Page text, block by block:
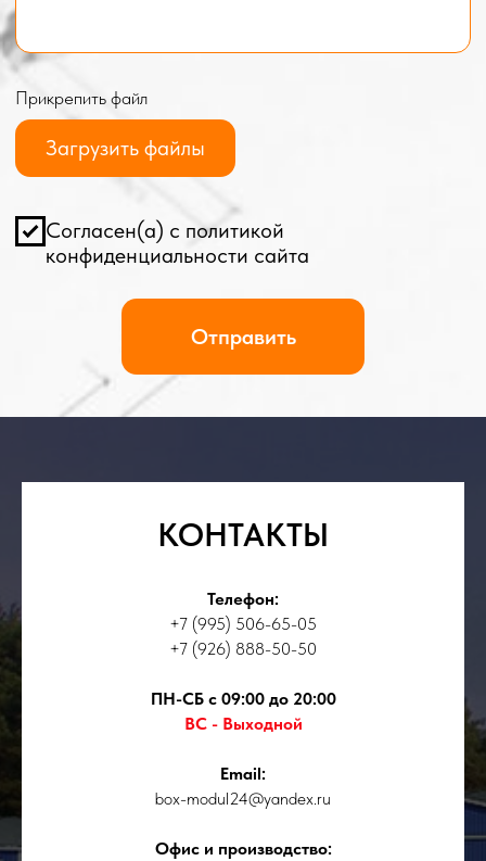
КОНТАКТЫ
Телефон:
+7 (995) 506-65-05
+7 (926) 888-50-50
ПН-СБ с 09:00 до 20:00
ВС - Выходной
Email:
box-modul24@yandex.ru
Офис и производство: